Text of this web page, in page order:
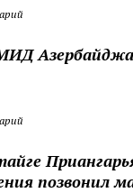
позвонил